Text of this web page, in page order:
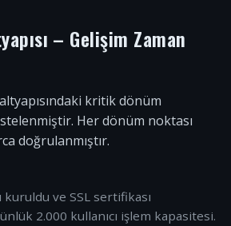
– Gelişim Zaman
kritik dönüm
Her dönüm noktası
doğrulanmıştır.
kuruldu ve SSL sertifikası
2.000 kullanıcı işlem kapasitesi.